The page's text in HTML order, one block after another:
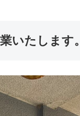
いたします。